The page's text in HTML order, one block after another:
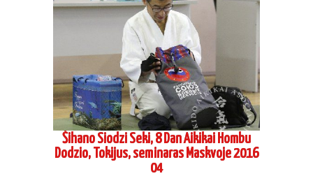
Šihano Siodzi Seki, 8 Dan Aikikai Hombu
Dodzio, Tokijus, seminaras Maskvoje 2016
04